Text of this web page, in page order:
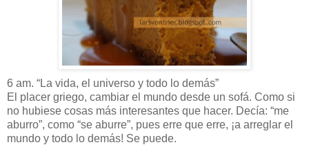
6 am. “La vida, el universo y todo lo demás”
El placer griego, cambiar el mundo desde un sofá. Como si
no hubiese cosas más interesantes que hacer. Decía: “me
aburro”, como “se aburre”, pues erre que erre, ¡a arreglar el
mundo y todo lo demás! Se puede.